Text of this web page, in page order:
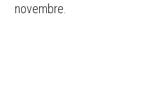
novembre.